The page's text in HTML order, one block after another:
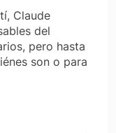
Claude
del
pero hasta
son o para